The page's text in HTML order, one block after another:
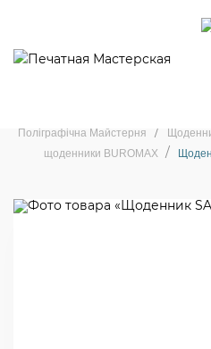
Датовані
Поліграфічна Майстерня
щоденники BUROMAX